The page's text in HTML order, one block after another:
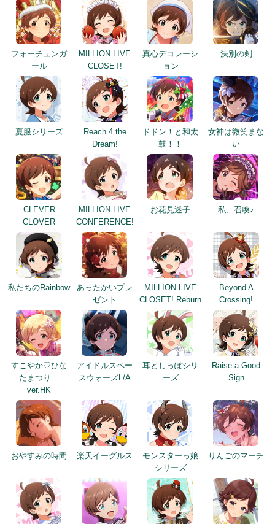
フォーチュンガ
ール
MILLION LIVE
CLOSET!
真心デコレーシ
ョン
決別の剣
夏服シリーズ
Reach 4 the
Dream!
ドドン！と和太
鼓！！
女神は微笑まな
い
CLEVER
CLOVER
MILLION LIVE
CONFERENCE!
お花見迷子 私、召喚♪
私たちのRainbow
あったかいプレ
ゼント
MILLION LIVE
CLOSET! Reburn
Beyond A
Crossing!
すこやか♡ひな
たまつり
ver.HK
アイドルスペー
スウォーズL/A
耳としっぽシリ
ーズ
Raise a Good
Sign
おやすみの時間 楽天イーグルス
モンスターっ娘
シリーズ
りんごのマーチ